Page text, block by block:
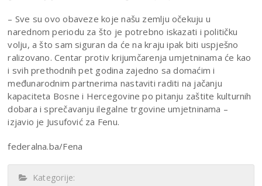
– Sve su ovo obaveze koje našu zemlju očekuju u
narednom periodu za što je potrebno iskazati i političku
volju, a što sam siguran da će na kraju ipak biti uspješno
ralizovano. Centar protiv krijumčarenja umjetninama će kao
i svih prethodnih pet godina zajedno sa domaćim i
međunarodnim partnerima nastaviti raditi na jačanju
kapaciteta Bosne i Hercegovine po pitanju zaštite kulturnih
dobara i sprečavanju ilegalne trgovine umjetninama –
izjavio je Jusufović za Fenu.
federalna.ba/Fena
Kategorije: